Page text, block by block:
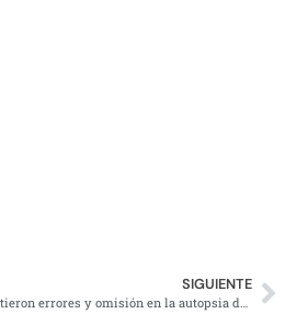
SIGUIENTE
Autoridades cometieron errores y omisión en la autopsia de Julio César Mondragón